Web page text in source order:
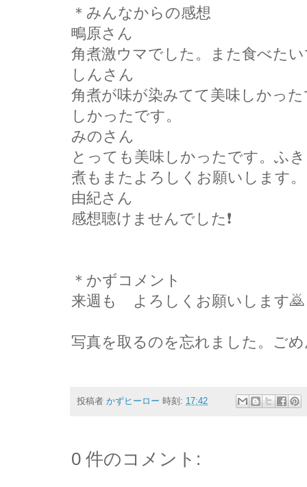
＊みんなからの感想
鴫原さん
角煮激ウマでした。また食べたい
しんさん
角煮が味が染みてて美味しかっ
しかったです。
みのさん
とっても美味しかったです。ふ
煮もまたよろしくお願いします。
由紀さん
感想聴けませんでした❗
＊かずコメント
来週も゙よろしくお願いします🙇
写真を取るのを忘れました。ご
投稿者 かずヒーロー 時刻: 17:42
0 件のコメント: